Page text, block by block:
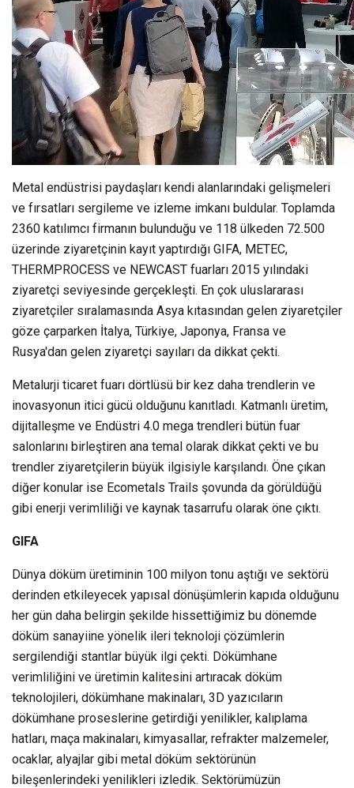
Metal endüstrisi paydaşları kendi alanlarındaki gelişmeleri
ve fırsatları sergileme ve izleme imkanı buldular. Toplamda
2360 katılımcı firmanın bulunduğu ve 118 ülkeden 72.500
üzerinde ziyaretçinin kayıt yaptırdığı GIFA, METEC,
THERMPROCESS ve NEWCAST fuarları 2015 yılındaki
ziyaretçi seviyesinde gerçekleşti. En çok uluslararası
ziyaretçiler sıralamasında Asya kıtasından gelen ziyaretçiler
göze çarparken İtalya, Türkiye, Japonya, Fransa ve
Rusya'dan gelen ziyaretçi sayıları da dikkat çekti.
Metalurji ticaret fuarı dörtlüsü bir kez daha trendlerin ve
inovasyonun itici gücü olduğunu kanıtladı. Katmanlı üretim,
dijitalleşme ve Endüstri 4.0 mega trendleri bütün fuar
salonlarını birleştiren ana temal olarak dikkat çekti ve bu
trendler ziyaretçilerin büyük ilgisiyle karşılandı. Öne çıkan
diğer konular ise Ecometals Trails şovunda da görüldüğü
gibi enerji verimliliği ve kaynak tasarrufu olarak öne çıktı.
GIFA
Dünya döküm üretiminin 100 milyon tonu aştığı ve sektörü
derinden etkileyecek yapısal dönüşümlerin kapıda olduğunu
her gün daha belirgin şekilde hissettiğimiz bu dönemde
döküm sanayiine yönelik ileri teknoloji çözümlerin
sergilendiği stantlar büyük ilgi çekti. Dökümhane
verimliliğini ve üretimin kalitesini artıracak döküm
teknolojileri, dökümhane makinaları, 3D yazıcıların
dökümhane proseslerine getirdiği yenilikler, kalıplama
hatları, maça makinaları, kimyasallar, refrakter malzemeler,
ocaklar, alyajlar gibi metal döküm sektörünün
bileşenlerindeki yenilikleri izledik. Sektörümüzün